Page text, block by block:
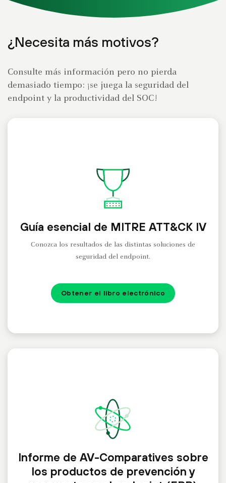
¿Necesita más motivos?
Consulte más información pero no pierda
demasiado tiempo: ¡se juega la seguridad del
endpoint y la productividad del SOC!
Guía esencial de MITRE ATT&CK IV
Conozca los resultados de las distintas soluciones de
seguridad del endpoint.
Obtener el libro electrónico
Informe de AV-Comparatives sobre
los productos de prevención y